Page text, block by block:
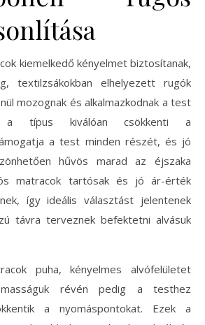
kiemelkedő kényelmet biztosítanak,
textilzsákokban elhelyezett rugók
mozognak és alkalmazkodnak a test
a típus kiválóan csökkenti a
a test minden részét, és jó
hűvös marad az éjszaka
matracok tartósak és jó ár-érték
így ideális választást jelentenek
távra terveznek befektetni alvásuk
puha, kényelmes alvófelületet
révén pedig a testhez
a nyomáspontokat. Ezek a